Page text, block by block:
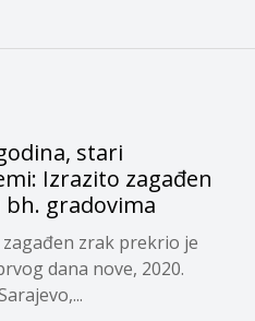
stari
Izrazito zagađen
bh. gradovima
zrak prekrio je
dana nove, 2020.